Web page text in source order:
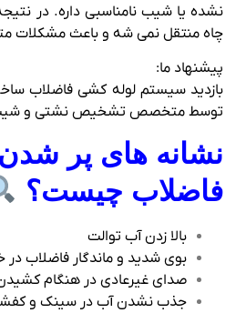
نشده یا شیب نامناسبی داره. در
چاه منتقل نمی‌ شه و باعث مشکلات
پیشنهاد ما:
بازدید سیستم لوله‌ کشی فاضلاب
توسط متخصص تشخیص نشتی و
نشانه‌ های پر
فاضلاب چیست؟
بالا زدن آب توالت
بوی شدید و ماندگار فاضلاب در
صدای غیرعادی در هنگام
جذب نشدن آب در سینک و